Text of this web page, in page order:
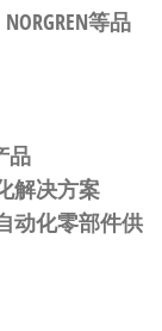
等品
品
解决方案
动化零部件供